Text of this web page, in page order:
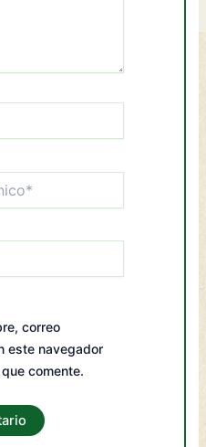
correo
este navegador
comente.